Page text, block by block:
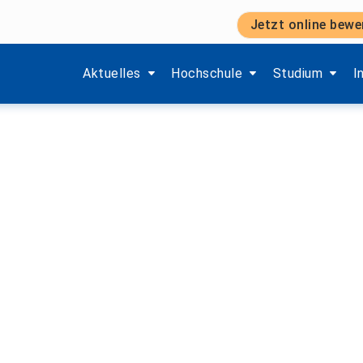
Jetzt online
Aktuelles
Zeige Menü-Unterpunkte von 'Aktuelles'.
Hochschule
Zeige Menü-Unterpunkte von
Studium
Zeige Menü-